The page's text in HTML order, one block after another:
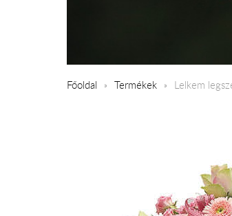
Főoldal Termékek Lelkem